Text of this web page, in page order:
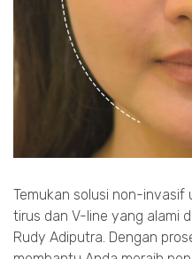
Temukan solusi non-
tirus dan V-line yang alami
Rudy Adiputra. Dengan